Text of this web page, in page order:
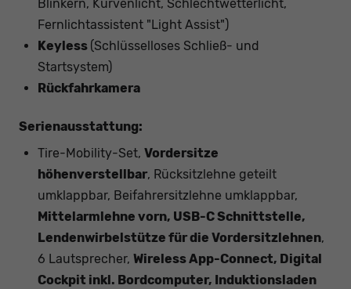
Blinkern, Kurvenlicht, Schlechtwetterlicht,
Fernlichtassistent "Light Assist")
Keyless (Schlüsselloses Schließ- und
Startsystem)
Rückfahrkamera
Serienausstattung:
Tire-Mobility-Set, Vordersitze
höhenverstellbar, Rücksitzlehne geteilt
umklappbar, Beifahrersitzlehne umklappbar,
Mittelarmlehne vorn, USB-C Schnittstelle,
Lendenwirbelstütze für die Vordersitzlehnen,
6 Lautsprecher, Wireless App-Connect, Digital
Cockpit inkl. Bordcomputer, Induktionsladen